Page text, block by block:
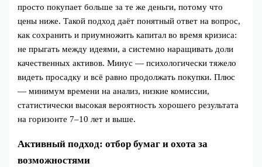
просто покупает больше за те же деньги, потому что
цены ниже. Такой подход даёт понятный ответ на вопрос,
как сохранить и приумножить капитал во время кризиса:
не прыгать между идеями, а системно наращивать доли
качественных активов. Минус — психологически тяжело
видеть просадку и всё равно продолжать покупки. Плюс
— минимум времени на анализ, низкие комиссии,
статистически высокая вероятность хорошего результата
на горизонте 7–10 лет и выше.
Активный подход: отбор бумаг и охота за
возможностями